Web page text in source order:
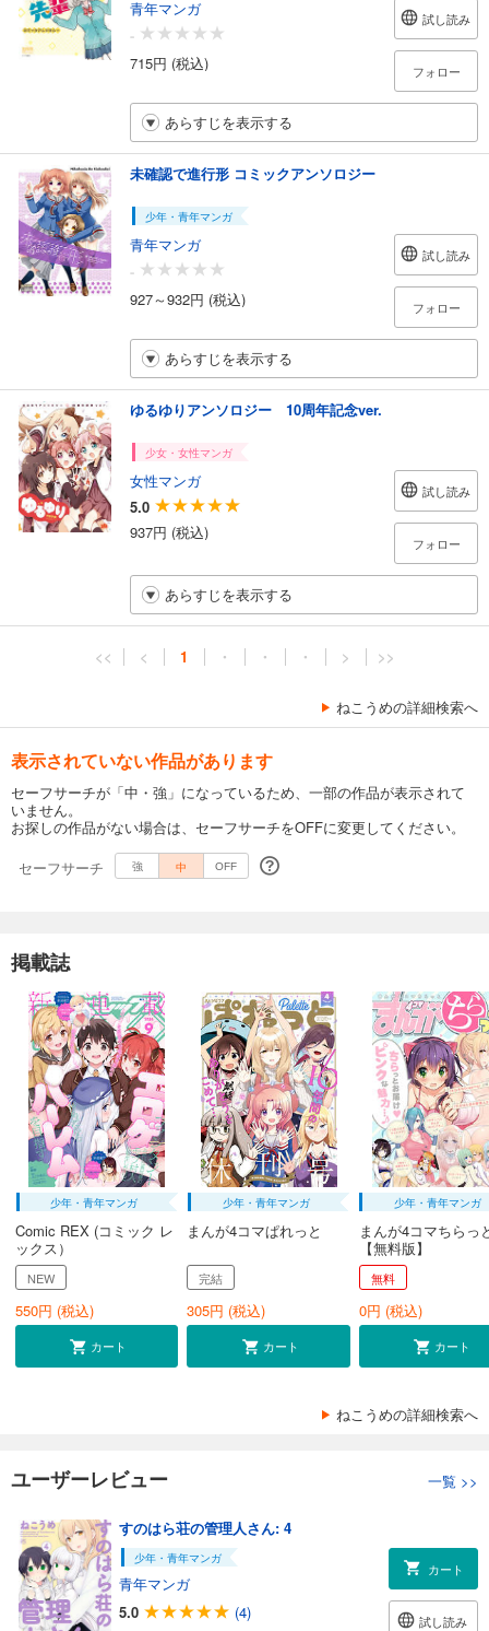
青年マンガ
-
715円 (税込)
試し読み
フォロー
あらすじを表示する
未確認で進行形 コミックアンソロジー
少年・青年マンガ
青年マンガ
-
927～932円 (税込)
試し読み
フォロー
あらすじを表示する
ゆるゆりアンソロジー 10周年記念ver.
少女・女性マンガ
女性マンガ
5.0
937円 (税込)
試し読み
フォロー
あらすじを表示する
<< < 1 ・ ・ ・ > >>
ねこうめの詳細検索へ
表示されていない作品があります
セーフサーチが「中・強」になっているため、一部の作品が表示されて
いません。
お探しの作品がない場合は、セーフサーチをOFFに変更してください。
セーフサーチ
強 中 OFF
掲載誌
少年・青年マンガ
Comic REX (コミック レ
ックス）
NEW
550円 (税込)
カート
少年・青年マンガ
まんが4コマぱれっと
完結
305円 (税込)
カート
少年・青年マンガ
まんが4コマちらっ
【無料版】
無料
0円 (税込)
カート
ねこうめの詳細検索へ
ユーザーレビュー 一覧 >>
すのはら荘の管理人さん: 4
少年・青年マンガ
青年マンガ
5.0
(4)
カート
試し読み